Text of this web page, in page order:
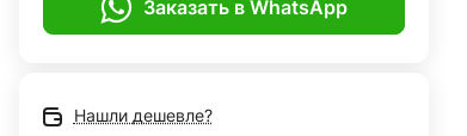
Заказать в WhatsApp
Нашли дешевле?